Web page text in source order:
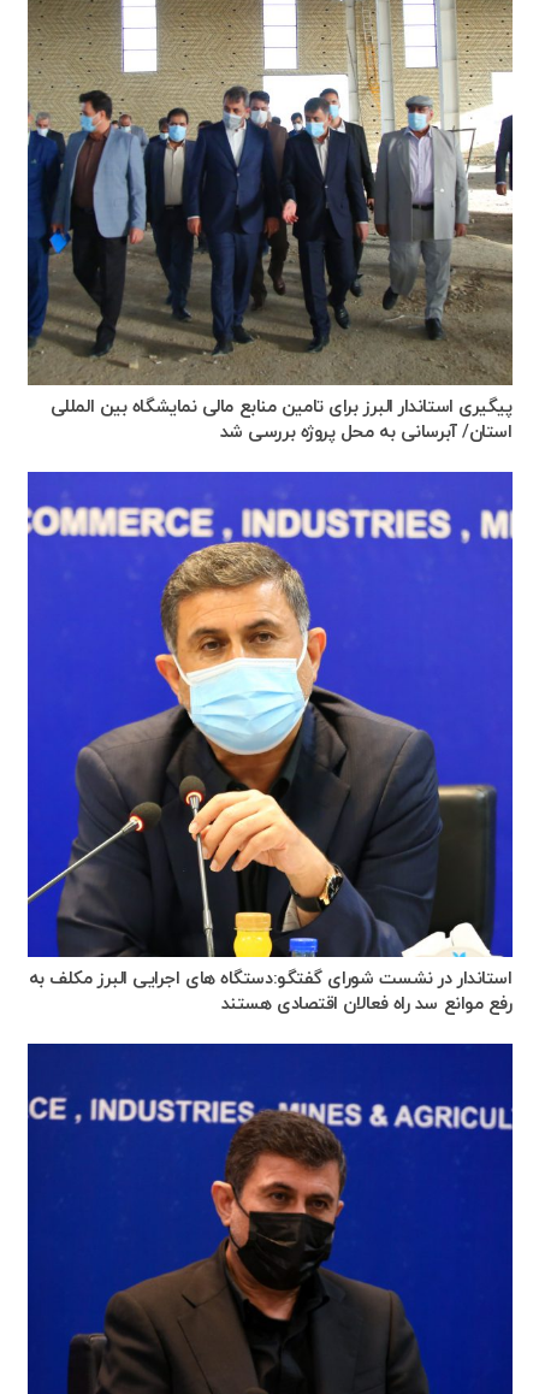
پیگیری استاندار البرز برای تامین منابع مالی نمایشگاه بین المللی
استان/ آبرسانی به محل پروژه بررسی شد
استاندار در نشست شورای گفتگو:دستگاه های اجرایی البرز مکلف به
رفع موانع سد راه فعالان اقتصادی هستند